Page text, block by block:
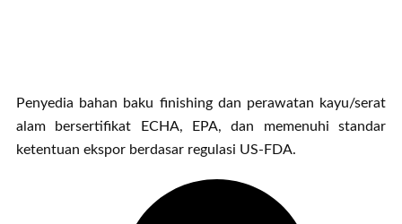
Penyedia bahan baku finishing dan perawatan kayu/serat
alam bersertifikat ECHA, EPA, dan memenuhi standar
ketentuan ekspor berdasar regulasi US-FDA.